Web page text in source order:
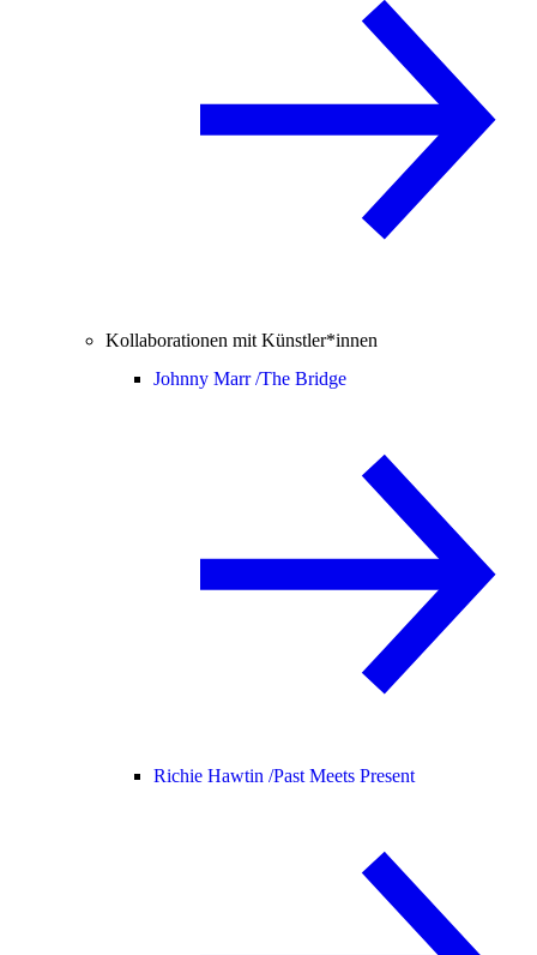
Kollaborationen mit Künstler*innen
Johnny Marr /The Bridge
Richie Hawtin /Past Meets Present